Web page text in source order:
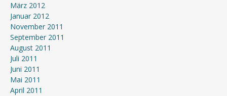
März 2012
Januar 2012
November 2011
September 2011
August 2011
Juli 2011
Juni 2011
Mai 2011
April 2011